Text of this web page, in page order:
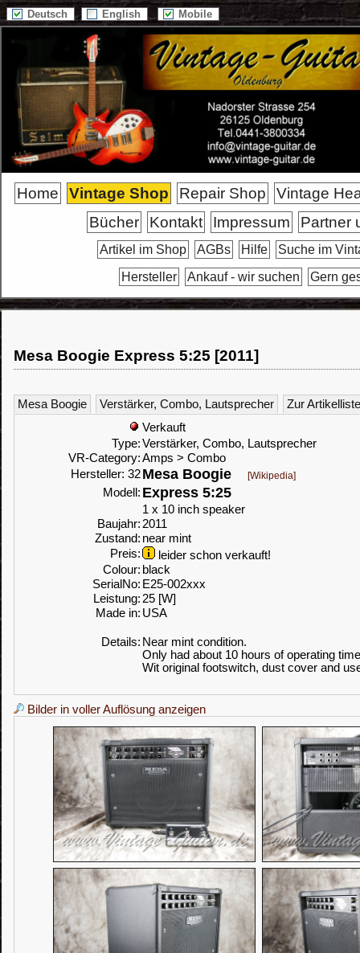
Deutsch English Mobile
Home Vintage Shop Repair Shop
Vintage
Bücher
Kontakt Impressum Partner
Artikel im Shop AGBs Hilfe
Suche im
Hersteller
Ankauf - wir suchen Gern
Mesa Boogie Express 5:25 [2011]
Mesa Boogie Verstärker, Combo, Lautsprecher
Zur Artikelliste
Verkauft
Type:Verstärker, Combo, Lautsprecher
VR-Category:Amps > Combo
Hersteller: 32Mesa Boogie [Wikipedia]
Modell: Express 5:25
1 x 10 inch speaker
Baujahr: 2011
Zustand: near mint
Preis:
leider schon verkauft!
Colour: black
SerialNo: E25-002xxx
Leistung: 25 [W]
Made in: USA
Details: Near mint condition.
Only had about 10 hours of operating
Wit original footswitch, dust cover and
Bilder in voller Auflösung anzeigen